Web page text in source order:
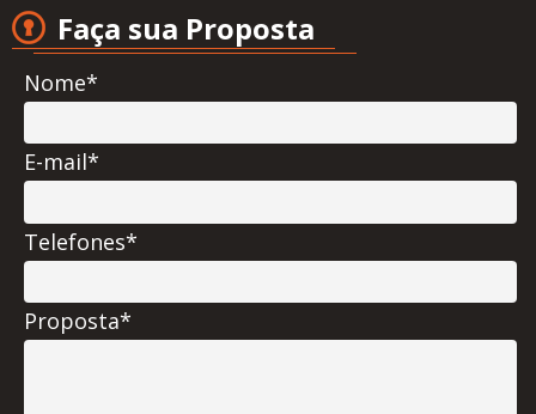
Faça sua Proposta
Nome*
E-mail*
Telefones*
Proposta*